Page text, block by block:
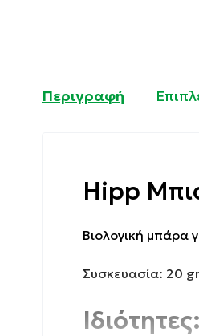
Περιγραφή
Hipp
Βιολογική μπάρα
Συσκευασία: 20 gr
Ιδιότητες: